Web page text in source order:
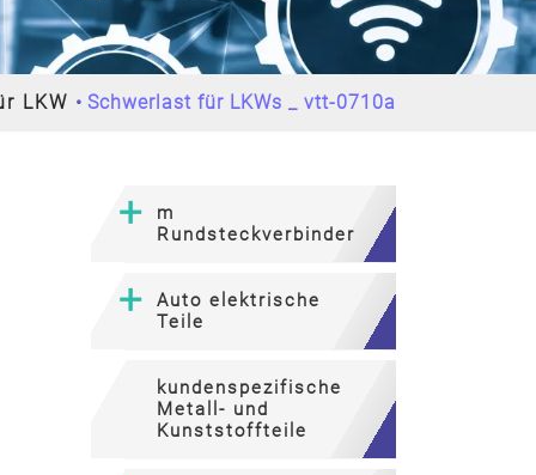
LKW Schwerlast für LKWs _ vtt-0710a
m
Rundsteckverbinder
Auto elektrische
Teile
kundenspezifische
Metall- und
Kunststoffteile